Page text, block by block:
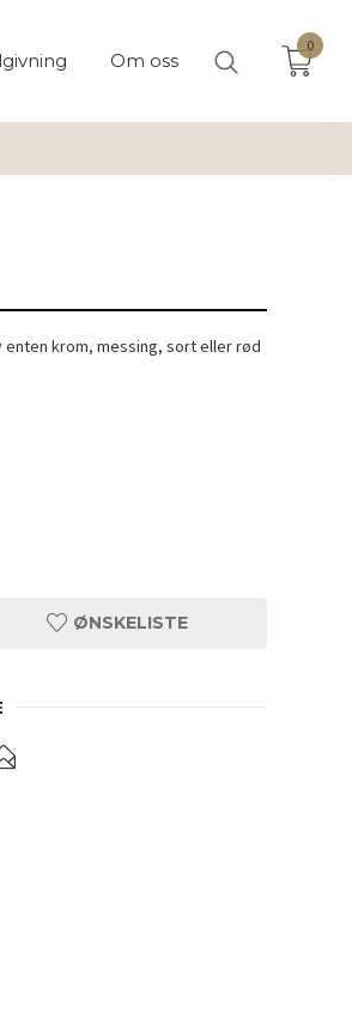
Om oss
0
enten krom, messing, sort eller rød
ØNSKELISTE